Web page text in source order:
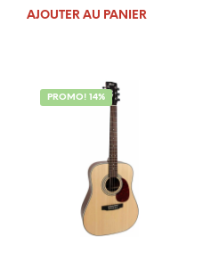
prix
prix
AJOUTER AU PANIER
PROMO! 14%